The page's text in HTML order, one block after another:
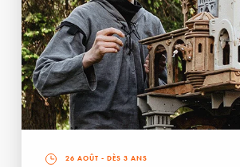
26 AOÛT - DÈS 3 ANS